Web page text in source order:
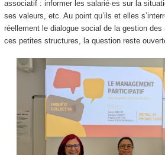
associatif : informer les salarié·es sur la
ses valeurs, etc. Au point qu’ils et elles
réellement le dialogue social de la gestion
ces petites structures, la question reste